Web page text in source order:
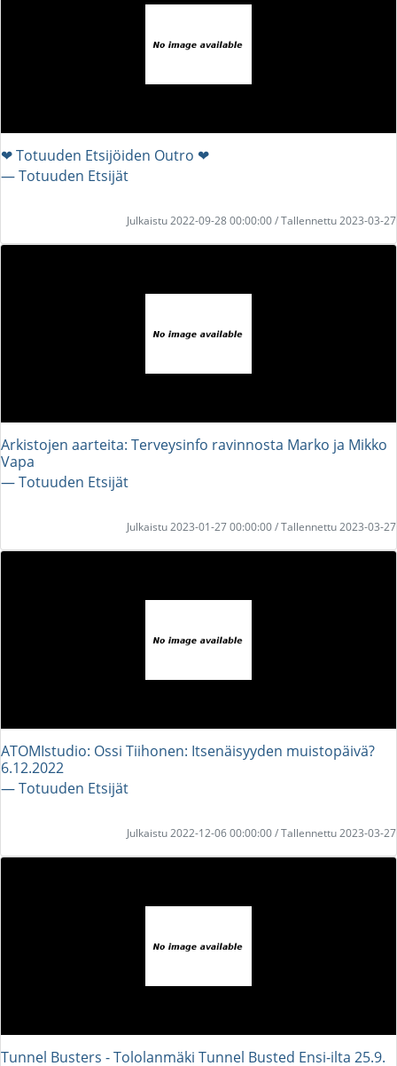
❤ Totuuden Etsijöiden Outro ❤
― Totuuden Etsijät
Julkaistu 2022-09-28 00:00:00 / Tallennettu 2023-03-27
Arkistojen aarteita: Terveysinfo ravinnosta Marko ja Mikko
Vapa
― Totuuden Etsijät
Julkaistu 2023-01-27 00:00:00 / Tallennettu 2023-03-27
ATOMIstudio: Ossi Tiihonen: Itsenäisyyden muistopäivä?
6.12.2022
― Totuuden Etsijät
Julkaistu 2022-12-06 00:00:00 / Tallennettu 2023-03-27
Tunnel Busters - Tololanmäki Tunnel Busted Ensi-ilta 25.9.